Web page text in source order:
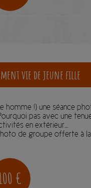
vie de jeune fille
homme !) une séance
pas avec une
en extérieur…
de groupe offerte à
€